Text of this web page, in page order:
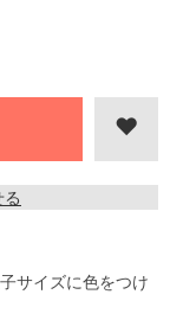
サイズに色をつけ